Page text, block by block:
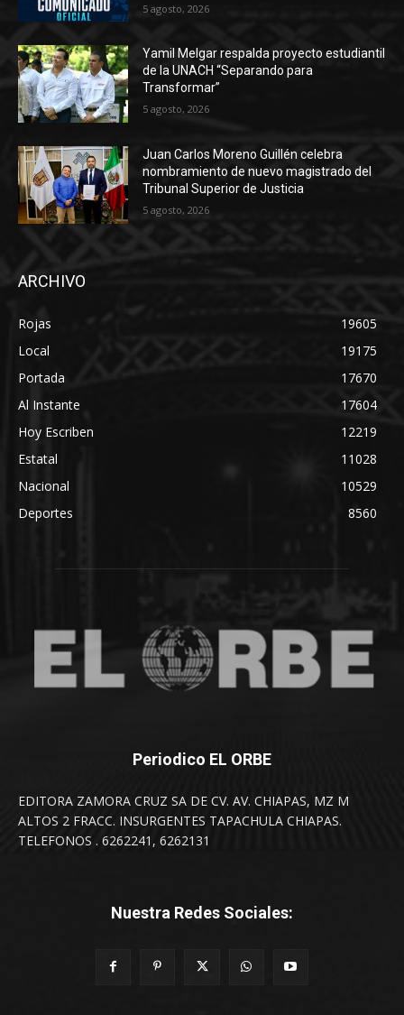
5 agosto, 2026
Yamil Melgar respalda proyecto estudiantil
de la UNACH “Separando para
Transformar”
5 agosto, 2026
Juan Carlos Moreno Guillén celebra
nombramiento de nuevo magistrado del
Tribunal Superior de Justicia
5 agosto, 2026
ARCHIVO
Rojas
19605
Local
19175
Portada
17670
Al Instante
17604
Hoy Escriben
12219
Estatal
11028
Nacional
10529
Deportes
8560
Periodico EL ORBE
EDITORA ZAMORA CRUZ SA DE CV. AV. CHIAPAS, MZ M
ALTOS 2 FRACC. INSURGENTES TAPACHULA CHIAPAS.
TELEFONOS . 6262241, 6262131
Nuestra Redes Sociales: